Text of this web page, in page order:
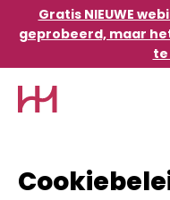
Gratis NIEUWE
geprobeerd, maar
te